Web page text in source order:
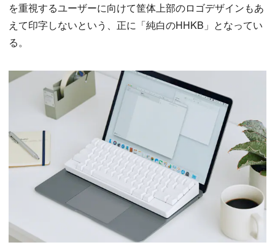
を重視するユーザーに向けて筐体上部のロゴデザインもあ
えて印字しないという、正に「純白のHHKB」となってい
る。